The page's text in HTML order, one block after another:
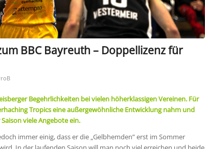
BBC Bayreuth – Doppellizenz für
Begehrlichkeiten bei vielen höherklassigen Vereinen. Für
Tropics eine außergewöhnliche Entwicklung nahm und
viele Angebote ein.
immer einig, dass er die „Gelbhemden” erst im Sommer